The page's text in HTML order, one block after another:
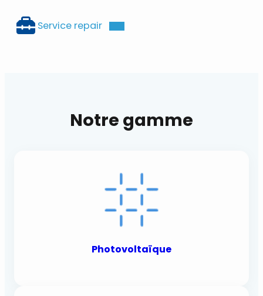
Service repair
Notre gamme
Photovoltaïque